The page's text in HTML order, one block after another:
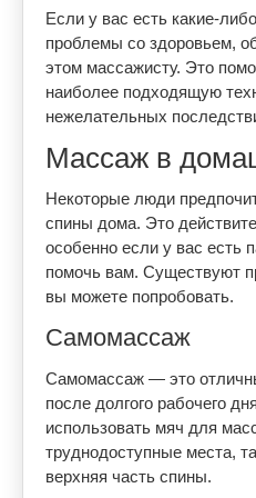
Если у вас есть какие-
проблемы со здоровьем,
этом массажисту. Это
наиболее подходящую
нежелательных
Массаж в
Некоторые люди
спины дома. Это
особенно если у вас есть
помочь вам. Существуют
вы можете попробовать.
Самомассаж
Самомассаж — это
после долгого рабочего
использовать мяч для
труднодоступные места,
верхняя часть спины.